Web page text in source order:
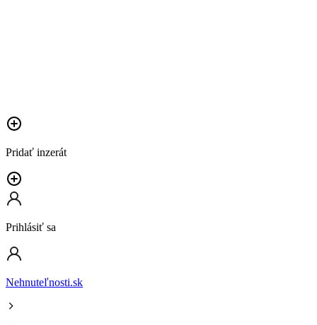
Pridať inzerát
Prihlásiť sa
Nehnuteľnosti.sk